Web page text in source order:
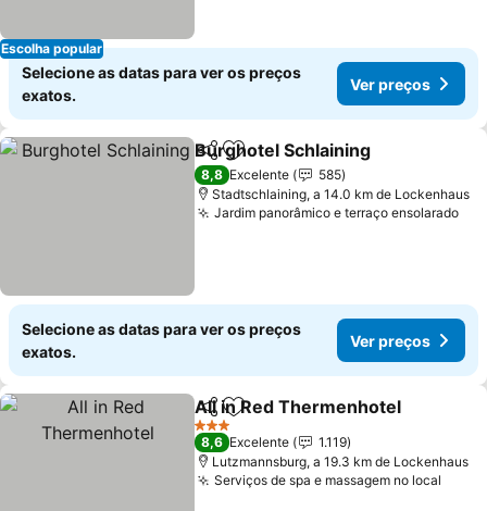
Escolha popular
Selecione as datas para ver os preços
exatos.
Ver preços
PartilharAdicionar aos favoritos
Burghotel Schlaining
8,8 Excelente
585
Stadtschlaining, a 14.0 km de Lockenhaus
Jardim panorâmico e terraço ensolarado
Selecione as datas para ver os preços
exatos.
Ver preços
PartilharAdicionar aos favoritos
All in Red Thermenhotel
3 Estrelas
8,6 Excelente
1.119
Lutzmannsburg, a 19.3 km de Lockenhaus
Serviços de spa e massagem no local